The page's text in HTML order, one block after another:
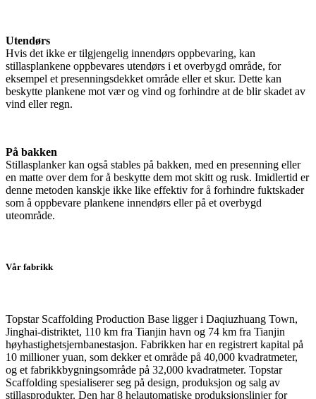
Utendørs
Hvis det ikke er tilgjengelig innendørs oppbevaring, kan
stillasplankene oppbevares utendørs i et overbygd område, for
eksempel et presenningsdekket område eller et skur. Dette kan
beskytte plankene mot vær og vind og forhindre at de blir skadet av
vind eller regn.
På bakken
Stillasplanker kan også stables på bakken, med en presenning eller
en matte over dem for å beskytte dem mot skitt og rusk. Imidlertid er
denne metoden kanskje ikke like effektiv for å forhindre fuktskader
som å oppbevare plankene innendørs eller på et overbygd
uteområde.
Vår fabrikk
Topstar Scaffolding Production Base ligger i Daqiuzhuang Town,
Jinghai-distriktet, 110 km fra Tianjin havn og 74 km fra Tianjin
høyhastighetsjernbanestasjon. Fabrikken har en registrert kapital på
10 millioner yuan, som dekker et område på 40,000 kvadratmeter,
og et fabrikkbygningsområde på 32,000 kvadratmeter. Topstar
Scaffolding spesialiserer seg på design, produksjon og salg av
stillasprodukter. Den har 8 helautomatiske produksjonslinjer for